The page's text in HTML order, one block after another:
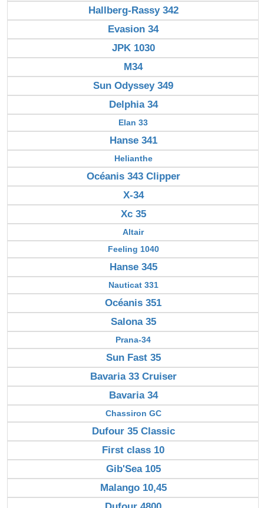
Hallberg-Rassy 342
Evasion 34
JPK 1030
M34
Sun Odyssey 349
Delphia 34
Elan 33
Hanse 341
Helianthe
Océanis 343 Clipper
X-34
Xc 35
Altair
Feeling 1040
Hanse 345
Nauticat 331
Océanis 351
Salona 35
Prana-34
Sun Fast 35
Bavaria 33 Cruiser
Bavaria 34
Chassiron GC
Dufour 35 Classic
First class 10
Gib'Sea 105
Malango 10,45